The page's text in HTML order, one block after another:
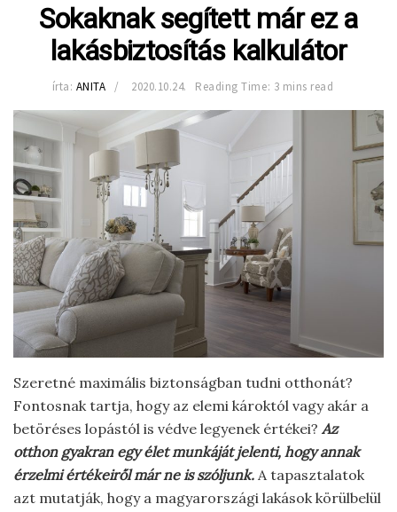
Sokaknak segített már ez a
lakásbiztosítás kalkulátor
írta: ANITA 2020.10.24. Reading Time: 3 mins read
Szeretné maximális biztonságban tudni otthonát?
Fontosnak tartja, hogy az elemi károktól vagy akár a
betöréses lopástól is védve legyenek értékei? Az
otthon gyakran egy élet munkáját jelenti, hogy annak
érzelmi értékeiről már ne is szóljunk. A tapasztalatok
azt mutatják, hogy a magyarországi lakások körülbelül